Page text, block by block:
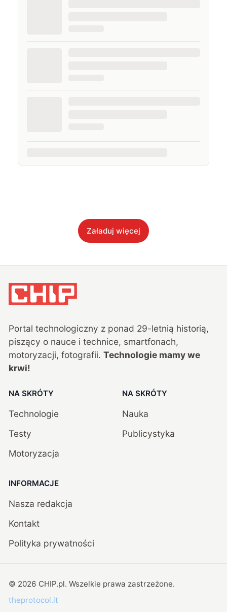
Załaduj więcej
Portal technologiczny z ponad 29-letnią historią,
piszący o nauce i technice, smartfonach,
motoryzacji, fotografii. Technologie mamy we
krwi!
NA SKRÓTY
Technologie
Testy
Motoryzacja
NA SKRÓTY
Nauka
Publicystyka
INFORMACJE
Nasza redakcja
Kontakt
Polityka prywatności
© 2026 CHIP.pl. Wszelkie prawa zastrzeżone.
theprotocol.it